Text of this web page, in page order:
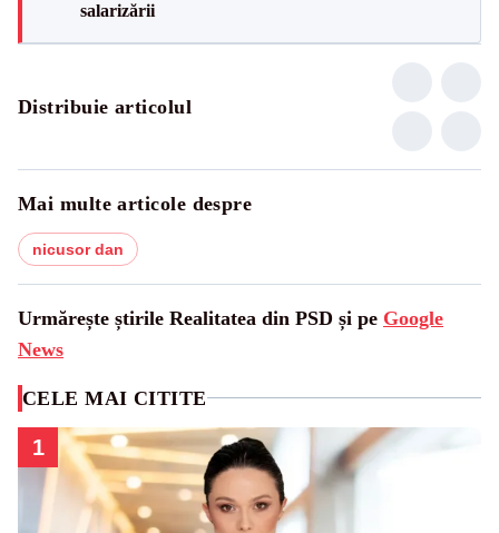
salarizării
Distribuie articolul
Mai multe articole despre
nicusor dan
Urmărește știrile Realitatea din PSD și pe Google
News
CELE MAI CITITE
1